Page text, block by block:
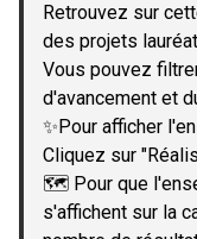
−
Retrouvez sur
des projets
Vous pouvez
d'avancement et
✨Pour afficher
Cliquez sur
🗺️ Pour que
s'affichent sur la